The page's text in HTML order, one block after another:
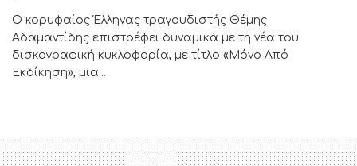
Ο κορυφαίος Έλληνας τραγουδιστής Θέμης
Αδαμαντίδης επιστρέφει δυναμικά με τη νέα του
δισκογραφική κυκλοφορία, με τίτλο «Μόνο Από
Εκδίκηση», μια...